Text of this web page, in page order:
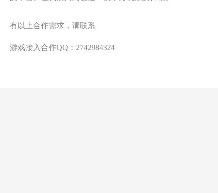
有以上合作需求，请联系
游戏接入合作QQ：2742984324